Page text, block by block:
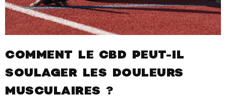
COMMENT LE CBD PEUT-IL
SOULAGER LES DOULEURS
MUSCULAIRES ?